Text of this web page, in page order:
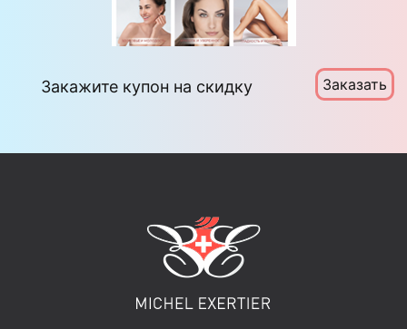
Закажите купон на скидку Заказать